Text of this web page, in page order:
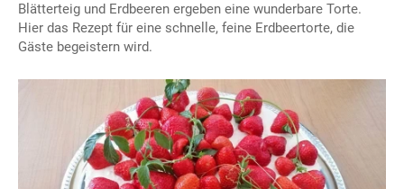
Blätterteig und Erdbeeren ergeben eine wunderbare Torte.
Hier das Rezept für eine schnelle, feine Erdbeertorte, die
Gäste begeistern wird.